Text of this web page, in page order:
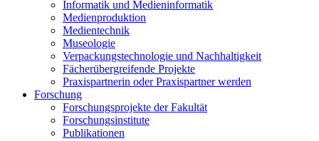
Informatik und Medieninformatik
Medienproduktion
Medientechnik
Museologie
Verpackungstechnologie und Nachhaltigkeit
Fächerübergreifende Projekte
Praxispartnerin oder Praxispartner werden
Forschung
Forschungsprojekte der Fakultät
Forschungsinstitute
Publikationen